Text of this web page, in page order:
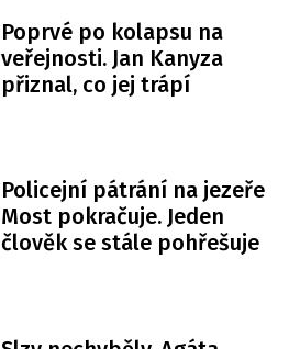
Poprvé po kolapsu na
veřejnosti. Jan Kanyza
přiznal, co jej trápí
Policejní pátrání na jezeře
Most pokračuje. Jeden
člověk se stále pohřešuje